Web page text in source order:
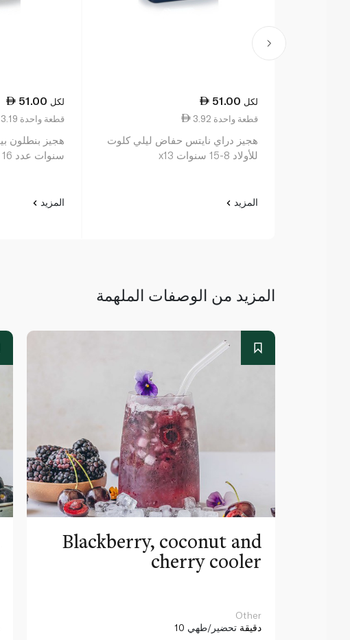
51.00 لكل
3.92 قطعة واحدة
هجيز دراي نايتس حفاض ليلي كلوت
للأولاد 8-15 سنوات x13
المزيد
51.00 لكل
3.19 قطعة واحدة
سنوات عدد 16
المزيد
المزيد من الوصفات الملهمة
Blackberry, coconut and
cherry cooler
Other
10 دقيقة تحضير/طهي